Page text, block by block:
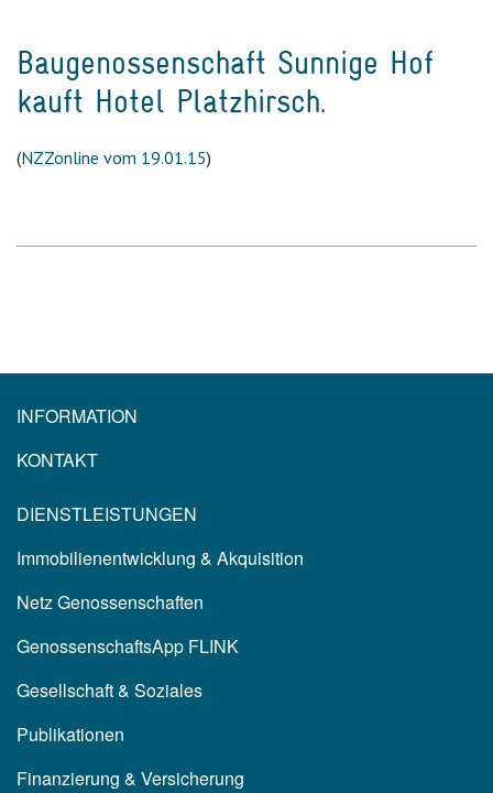
Baugenossenschaft Sunnige Hof
kauft Hotel Platzhirsch.
(NZZonline vom 19.01.15)
INFORMATION
KONTAKT
DIENSTLEISTUNGEN
Immobilienentwicklung & Akquisition
Netz Genossenschaften
GenossenschaftsApp FLINK
Gesellschaft & Soziales
Publikationen
Finanzierung & Versicherung